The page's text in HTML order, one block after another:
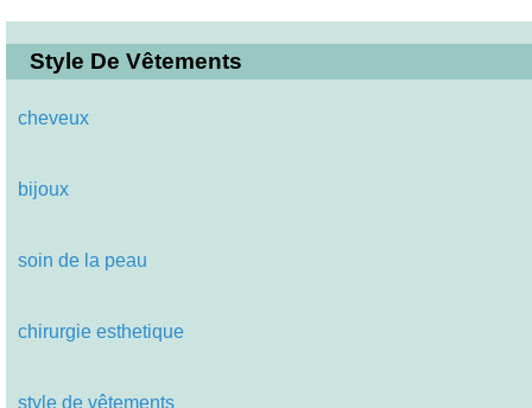
Style De Vêtements
cheveux
bijoux
soin de la peau
chirurgie esthetique
style de vêtements